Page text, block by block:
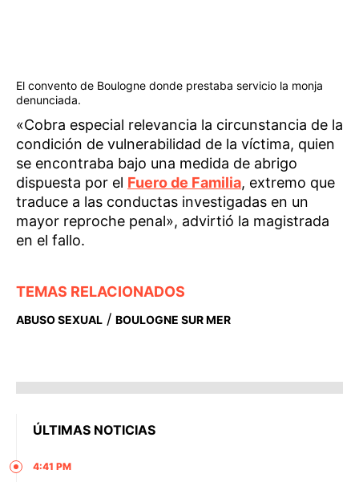
El convento de Boulogne donde prestaba servicio la monja
denunciada.
«Cobra especial relevancia la circunstancia de la
condición de vulnerabilidad de la víctima, quien
se encontraba bajo una medida de abrigo
dispuesta por el Fuero de Familia, extremo que
traduce a las conductas investigadas en un
mayor reproche penal», advirtió la magistrada
en el fallo.
TEMAS RELACIONADOS
ABUSO SEXUAL / BOULOGNE SUR MER
ÚLTIMAS NOTICIAS
4:41 PM